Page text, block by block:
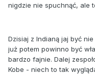
nigdzie nie spuchnąć, ale
Dzisiaj z Indianą jaj być
już potem powinno być
bardzo fajnie. Dalej
Kobe - niech to tak